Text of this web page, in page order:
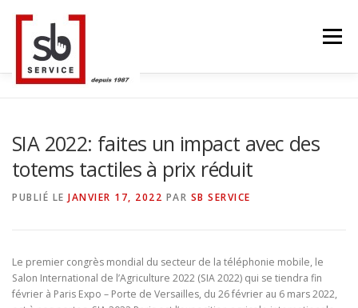
contenu
Menu
STRUCTURE ALU
LANGUE
SIA 2022: faites un impact avec des
totems tactiles à prix réduit
PUBLIÉ LE JANVIER 17, 2022 PAR SB SERVICE
Le premier congrès mondial du secteur de la téléphonie mobile, le
Salon International de l’Agriculture 2022 (SIA 2022) qui se tiendra fin
février à Paris Expo – Porte de Versailles, du 26 février au 6 mars 2022,